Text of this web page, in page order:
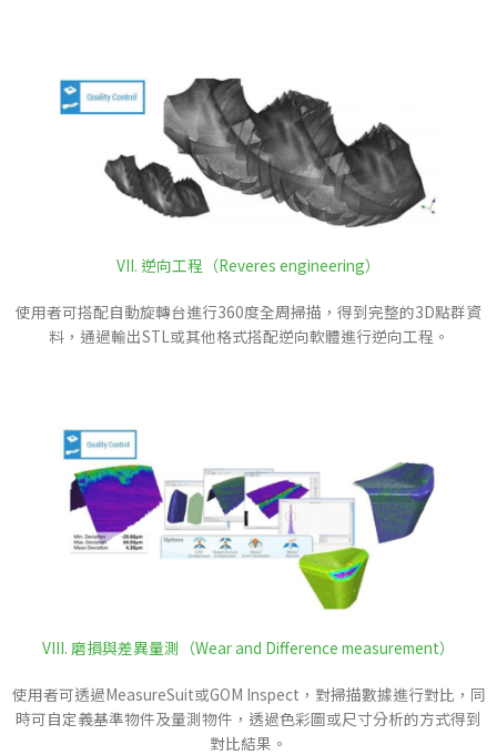
VII. 逆向工程（Reveres engineering）
使用者可搭配自動旋轉台進行360度全周掃描，得到完整的3D點群資
料，通過輸出STL或其他格式搭配逆向軟體進行逆向工程。
VIII. 磨損與差異量測（Wear and Difference measurement）
使用者可透過MeasureSuit或GOM Inspect，對掃描數據進行對比，同
時可自定義基準物件及量測物件，透過色彩圖或尺寸分析的方式得到
對比結果。